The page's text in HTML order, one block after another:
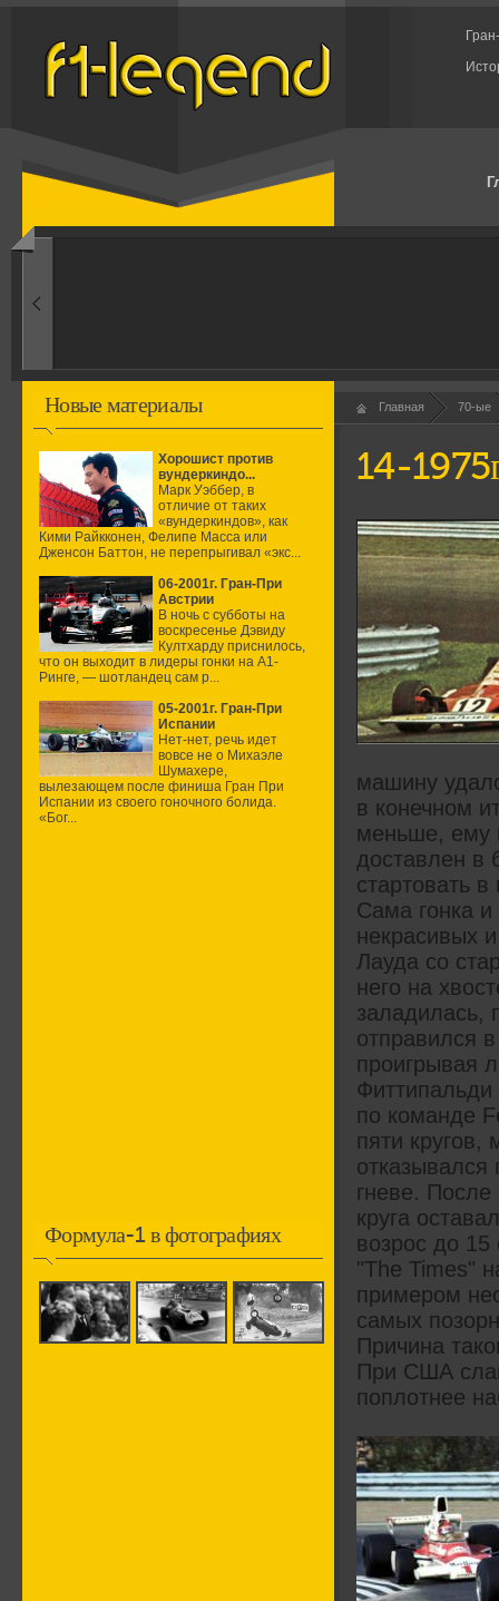
1960-ые
Новые материалы
Хорошист против
вундеркиндо...
Марк Уэббер, в
отличие от таких
«вундеркиндов», как
Кими Райкконен, Фелипе Масса или
Дженсон Баттон, не перепрыгивал «экс...
06-2001г. Гран-При
Австрии
В ночь с субботы на
воскресенье Дэвиду
Култхарду приснилось,
что он выходит в лидеры гонки на А1-
Ринге, — шотландец сам р...
05-2001г. Гран-При
Испании
Нет-нет, речь идет
вовсе не о Михаэле
Шумахере,
вылезающем после финиша Гран При
Испании из своего гоночного болида.
«Бог...
Формула-1 в фотографиях
Главная 70-ые
14-
машину
в конечном
меньше, ему
доставлен в
стартовать в
Сама гонка
некрасивых
Лауда со
него на
заладилась,
отправился
проигрывая
Фиттипальди
по команде
пяти
отказывался
гневе.
круга
возрос до
"The Times"
примером
самых
Причина
При США
поплотнее